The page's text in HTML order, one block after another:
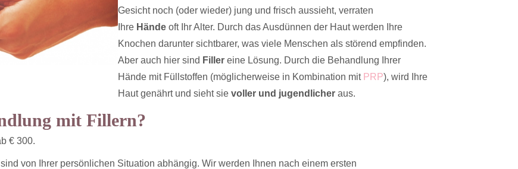
Gesicht noch (oder wieder) jung und frisch aussieht, verraten
Ihre Hände oft Ihr Alter. Durch das Ausdünnen der Haut werden Ihre
Knochen darunter sichtbarer, was viele Menschen als störend empfinden.
Aber auch hier sind Filler eine Lösung. Durch die Behandlung Ihrer
Hände mit Füllstoffen (möglicherweise in Kombination mit PRP), wird Ihre
Haut genährt und sieht sie voller und jugendlicher aus.
mit Fillern?
€ 300.
von Ihrer persönlichen Situation abhängig. Wir werden Ihnen nach einem ersten